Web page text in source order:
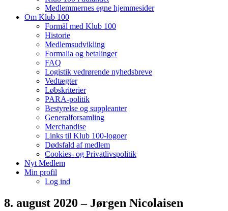
Medlemmernes egne hjemmesider
Om Klub 100
Formål med Klub 100
Historie
Medlemsudvikling
Formalia og betalinger
FAQ
Logistik vedrørende nyhedsbreve
Vedtægter
Løbskriterier
PARA-politik
Bestyrelse og suppleanter
Generalforsamling
Merchandise
Links til Klub 100-logoer
Dødsfald af medlem
Cookies- og Privatlivspolitik
Nyt Medlem
Min profil
Log ind
8. august 2020 – Jørgen Nicolaisen